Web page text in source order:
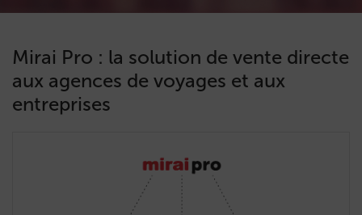
Mirai Pro : la solution de vente directe
aux agences de voyages et aux
entreprises